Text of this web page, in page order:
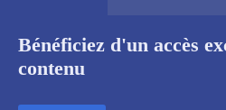
Bénéficiez d'un accès
contenu